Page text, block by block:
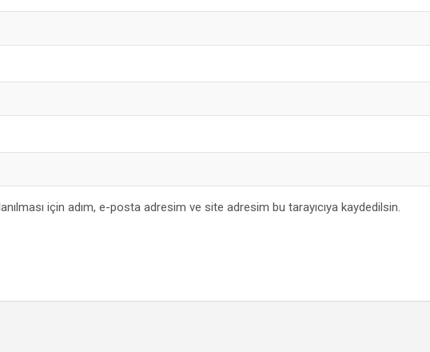
için adım, e-posta adresim ve site adresim bu tarayıcıya kaydedilsin.